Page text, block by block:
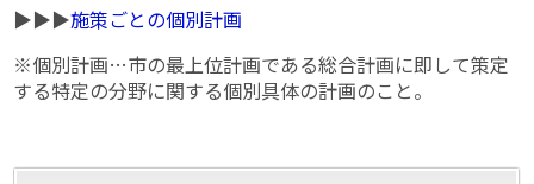
▶▶▶施策ごとの個別計画
※個別計画…市の最上位計画である総合計画に即して策定
する特定の分野に関する個別具体の計画のこと。